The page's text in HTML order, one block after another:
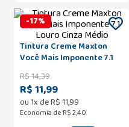
-17%
Tintura Creme Maxton
Você Mais Imponente 7.1
Louro Cinza Médio
R$14,39
R$ 11,99
ou1x deR$11,99
Economia de R$ 2,40